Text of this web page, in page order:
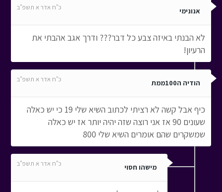
אנונימי כ"ח אדר א תשפ"ב
לא הבנתי באיזה צבע כל דבר??? ודרך אגב אהבתי את
הרעיון!
הודיה ה100ממת כ"ח אדר א תשפ"ב
כיף אבל קשה לא רציתי לכתוב השיא שלי 19 כי יש כאלה
שעונים 90 אז אני רוצה שזה יהיה יותר אז יש כאלה
שמשקרים שהם אומרים השיא שלי 800
מישהו חסוי כ"ח אדר א תשפ"ב